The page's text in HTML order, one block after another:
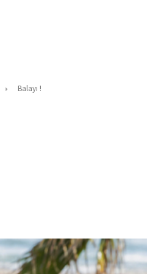
Balayı !